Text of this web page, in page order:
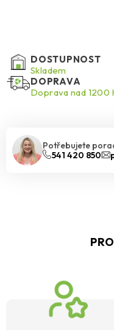
DOSTUPNOST
Skladem
DOPRAVA
Doprava nad 1200
Potřebujete
541 420 850